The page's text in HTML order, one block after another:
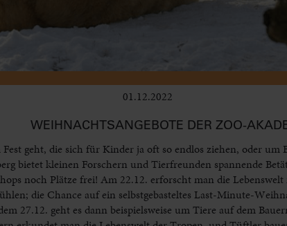
01.12.2022
WEIHNACHTSANGEBOTE DER ZOO-
geht, die sich für Kinder ja oft so endlos ziehen, oder
bietet kleinen Forschern und Tierfreunden spannende
noch Plätze frei! Am 22.12. erforscht man die
die Chance auf ein selbstgebasteltes Last-Minute-
27.12. geht es dann beispielsweise um Tiere auf dem